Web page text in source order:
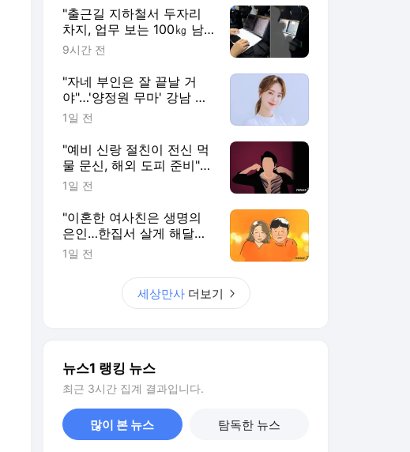
"출근길 지하철서 두자리
차지, 업무 보는 100㎏ 남
성…부딪히면 신경질"
9시간 전
"자네 부인은 잘 끝날 거
야"…'양정원 무마' 강남 경
찰, 다른 돈도 받은 정황
1일 전
"예비 신랑 절친이 전신 먹
물 문신, 해외 도피 준비"…
예비 신부 '혼란'
1일 전
"이혼한 여사친은 생명의
은인…한집서 살게 해달라"
남편 요구에 '절망'
1일 전
세상만사 더보기
뉴스1 랭킹 뉴스
최근 3시간 집계 결과입니다.
많이 본 뉴스 탐독한 뉴스